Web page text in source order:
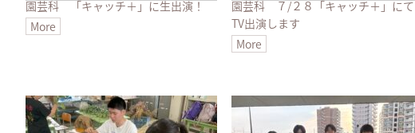
園芸科 「キャッチ＋」に生出演！
More
園芸科 ７/２８「キャッチ＋」にて
TV出演します
More